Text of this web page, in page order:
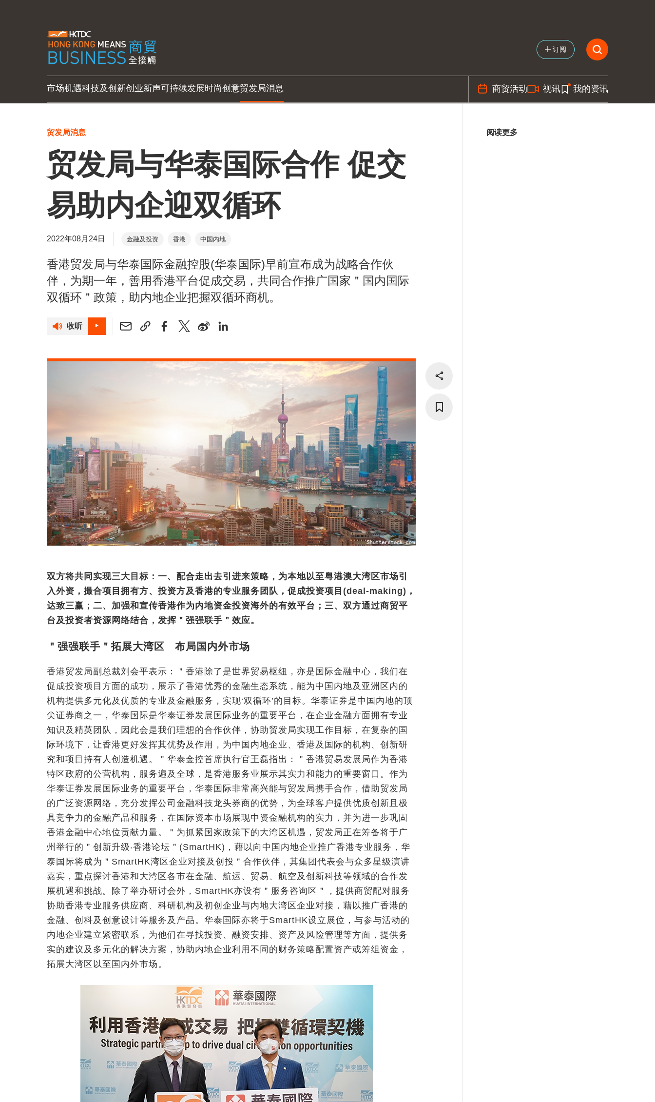
订阅
市场机遇科技及创新创业新声可持续发展时尚创意贸发局消息 商贸活动 视讯 我的资讯
贸发局消息
贸发局与华泰国际合作 促交
易助内企迎双循环
2022年08月24日 金融及投资 香港 中国内地
香港贸发局与华泰国际金融控股(华泰国际)早前宣布成为战略合作伙
伴，为期一年，善用香港平台促成交易，共同合作推广国家＂国内国际
双循环＂政策，助内地企业把握双循环商机。
收听
双方将共同实现三大目标：一、配合走出去引进来策略，为本地以至粤港澳大湾区市场引
入外资，撮合项目拥有方、投资方及香港的专业服务团队，促成投资项目(deal-making)，
达致三赢；二、加强和宣传香港作为内地资金投资海外的有效平台；三、双方通过商贸平
台及投资者资源网络结合，发挥＂强强联手＂效应。
＂强强联手＂拓展大湾区 布局国内外市场
香港贸发局副总裁刘会平表示：＂香港除了是世界贸易枢纽，亦是国际金融中心，我们在
促成投资项目方面的成功，展示了香港优秀的金融生态系统，能为中国内地及亚洲区内的
机构提供多元化及优质的专业及金融服务，实现‘双循环’的目标。华泰证券是中国内地的顶
尖证券商之一，华泰国际是华泰证券发展国际业务的重要平台，在企业金融方面拥有专业
知识及精英团队，因此会是我们理想的合作伙伴，协助贸发局实现工作目标，在复杂的国
际环境下，让香港更好发挥其优势及作用，为中国内地企业、香港及国际的机构、创新研
究和项目持有人创造机遇。＂华泰金控首席执行官王磊指出：＂香港贸易发展局作为香港
特区政府的公营机构，服务遍及全球，是香港服务业展示其实力和能力的重要窗口。作为
华泰证券发展国际业务的重要平台，华泰国际非常高兴能与贸发局携手合作，借助贸发局
的广泛资源网络，充分发挥公司金融科技龙头券商的优势，为全球客户提供优质创新且极
具竞争力的金融产品和服务，在国际资本市场展现中资金融机构的实力，并为进一步巩固
香港金融中心地位贡献力量。＂为抓紧国家政策下的大湾区机遇，贸发局正在筹备将于广
州举行的＂创新升级‧香港论坛＂(SmartHK)，藉以向中国内地企业推广香港专业服务，华
泰国际将成为＂SmartHK湾区企业对接及创投＂合作伙伴，其集团代表会与众多星级演讲
嘉宾，重点探讨香港和大湾区各市在金融、航运、贸易、航空及创新科技等领域的合作发
展机遇和挑战。除了举办研讨会外，SmartHK亦设有＂服务咨询区＂，提供商贸配对服务
协助香港专业服务供应商、科研机构及初创企业与内地大湾区企业对接，藉以推广香港的
金融、创科及创意设计等服务及产品。华泰国际亦将于SmartHK设立展位，与参与活动的
内地企业建立紧密联系，为他们在寻找投资、融资安排、资产及风险管理等方面，提供务
实的建议及多元化的解决方案，协助内地企业利用不同的财务策略配置资产或筹组资金，
拓展大湾区以至国内外市场。
阅读更多